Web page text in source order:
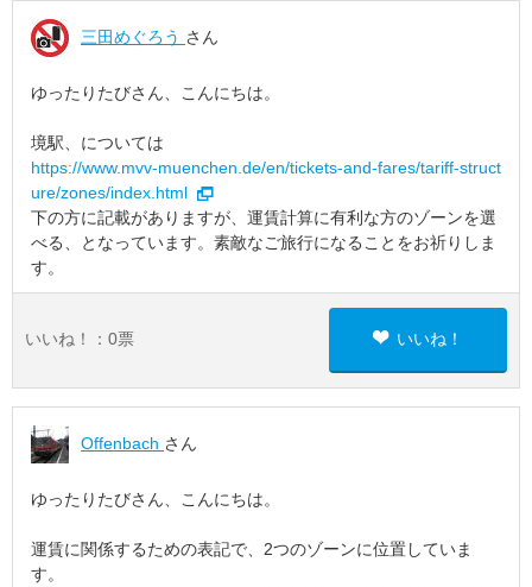
三田めぐろう さん
ゆったりたびさん、こんにちは。
境駅、については
https://www.mvv-muenchen.de/en/tickets-and-fares/tariff-struct
ure/zones/index.html
下の方に記載がありますが、運賃計算に有利な方のゾーンを選
べる、となっています。素敵なご旅行になることをお祈りしま
す。
いいね！： 0票 いいね！
Offenbach さん
ゆったりたびさん、こんにちは。
運賃に関係するための表記で、2つのゾーンに位置していま
す。